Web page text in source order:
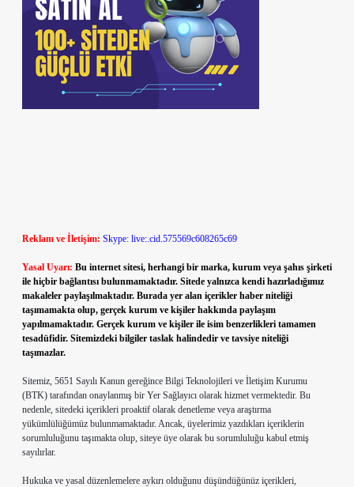
Reklam ve İletişim: Skype: live:.cid.575569c608265c69
Yasal Uyarı: Bu internet sitesi, herhangi bir marka, kurum veya şahıs şirketi
ile hiçbir bağlantısı bulunmamaktadır. Sitede yalnızca kendi hazırladığımız
makaleler paylaşılmaktadır. Burada yer alan içerikler haber niteliği
taşımamakta olup, gerçek kurum ve kişiler hakkında paylaşım
yapılmamaktadır. Gerçek kurum ve kişiler ile isim benzerlikleri tamamen
tesadüfidir. Sitemizdeki bilgiler taslak halindedir ve tavsiye niteliği
taşımazlar.
Sitemiz, 5651 Sayılı Kanun gereğince Bilgi Teknolojileri ve İletişim Kurumu
(BTK) tarafından onaylanmış bir Yer Sağlayıcı olarak hizmet vermektedir. Bu
nedenle, sitedeki içerikleri proaktif olarak denetleme veya araştırma
yükümlülüğümüz bulunmamaktadır. Ancak, üyelerimiz yazdıkları içeriklerin
sorumluluğunu taşımakta olup, siteye üye olarak bu sorumluluğu kabul etmiş
sayılırlar.
Hukuka ve yasal düzenlemelere aykırı olduğunu düşündüğünüz içerikleri,